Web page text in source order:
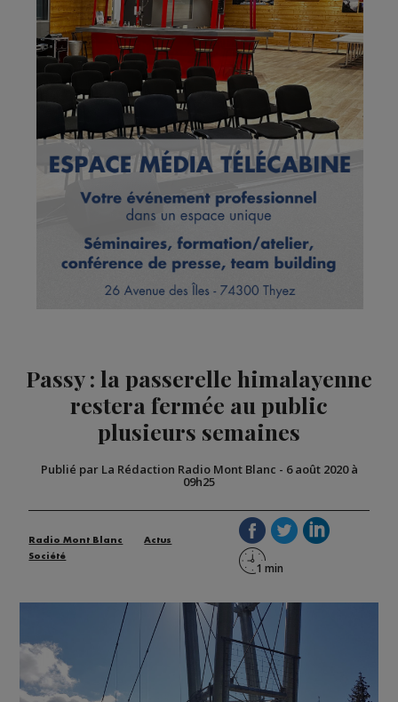
Passy : la passerelle himalayenne
restera fermée au public
plusieurs semaines
Publié par La Rédaction Radio Mont Blanc - 6 août 2020 à
09h25
Radio Mont Blanc
Actus
Société